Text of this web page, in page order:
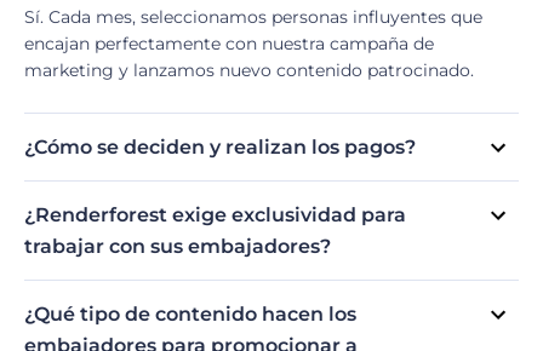
Sí. Cada mes, seleccionamos personas influyentes que
encajan perfectamente con nuestra campaña de
marketing y lanzamos nuevo contenido patrocinado.
¿Cómo se deciden y realizan los pagos?
Todas las tarifas se acuerdan directamente con los
embajadores según la cantidad, el alcance y el
compromiso de sus seguidores. Los pagos se realizan
mediante transferencia bancaria o PayPal.
¿Renderforest exige exclusividad para
trabajar con sus embajadores?
Sí. Mientras trabajas con nosotros, aceptas no
promocionar a ningún competidor directo.
¿Qué tipo de contenido hacen los
embajadores para promocionar a